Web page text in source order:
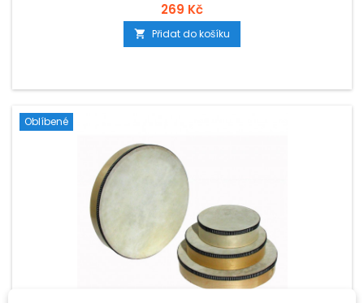
269 Kč
 Přidat do košíku
Oblíbené